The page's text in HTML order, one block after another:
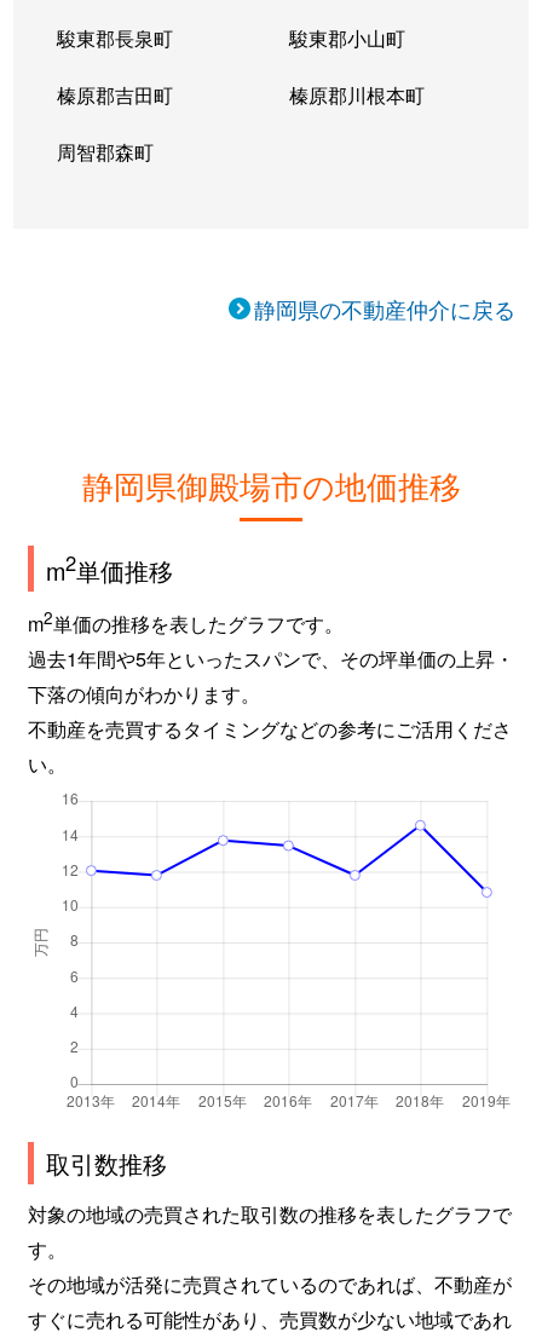
駿東郡長泉町 駿東郡小山町
榛原郡吉田町 榛原郡川根本町
周智郡森町
静岡県の不動産仲介に戻る
静岡県御殿場市の地価推移
m2単価推移
m2単価の推移を表したグラフです。
過去1年間や5年といったスパンで、その坪単価の上昇・
下落の傾向がわかります。
不動産を売買するタイミングなどの参考にご活用くださ
い。
取引数推移
対象の地域の売買された取引数の推移を表したグラフで
す。
その地域が活発に売買されているのであれば、不動産が
すぐに売れる可能性があり、売買数が少ない地域であれ